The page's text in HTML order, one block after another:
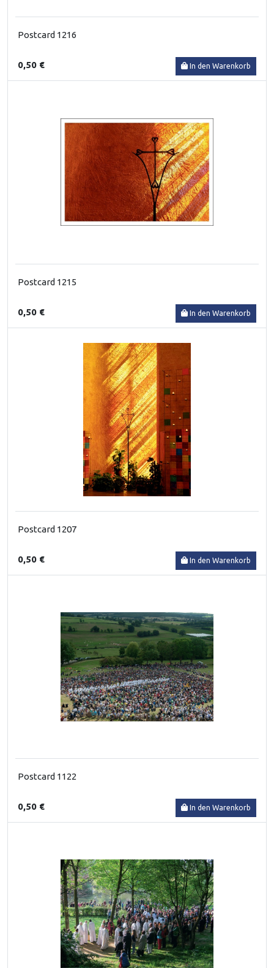
Postcard 1216
0,50 € In den Warenkorb
Postcard 1215
0,50 € In den Warenkorb
Postcard 1207
0,50 € In den Warenkorb
Postcard 1122
0,50 € In den Warenkorb